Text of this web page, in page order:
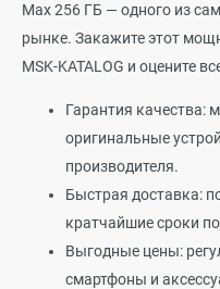
Max 256 ГБ — одного из
рынке. Закажите этот
MSK-KATALOG и оцените
Гарантия качества:
оригинальные
производителя.
Быстрая доставка:
кратчайшие сроки
Выгодные цены:
смартфоны и